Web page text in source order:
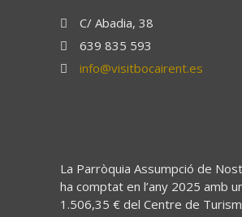
C/ Abadia, 38
639 835 593
info@visitbocairent.es
La Parròquia Assumpció de
ha comptat en l’any 2025 amb
1.506,35 € del Centre de